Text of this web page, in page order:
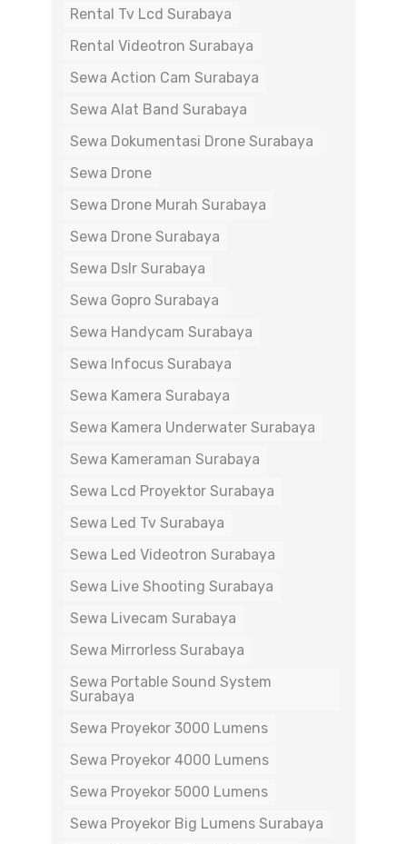
Rental Tv Lcd Surabaya
Rental Videotron Surabaya
Sewa Action Cam Surabaya
Sewa Alat Band Surabaya
Sewa Dokumentasi Drone Surabaya
Sewa Drone
Sewa Drone Murah Surabaya
Sewa Drone Surabaya
Sewa Dslr Surabaya
Sewa Gopro Surabaya
Sewa Handycam Surabaya
Sewa Infocus Surabaya
Sewa Kamera Surabaya
Sewa Kamera Underwater Surabaya
Sewa Kameraman Surabaya
Sewa Lcd Proyektor Surabaya
Sewa Led Tv Surabaya
Sewa Led Videotron Surabaya
Sewa Live Shooting Surabaya
Sewa Livecam Surabaya
Sewa Mirrorless Surabaya
Sewa Portable Sound System
Surabaya
Sewa Proyekor 3000 Lumens
Sewa Proyekor 4000 Lumens
Sewa Proyekor 5000 Lumens
Sewa Proyekor Big Lumens Surabaya